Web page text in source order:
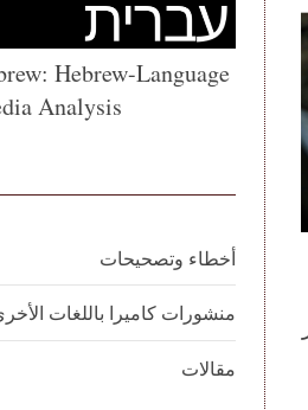
Hebrew-Language
Analysis
أخطاء وتصحيحات
منشورات كاميرا باللغات
مقالات